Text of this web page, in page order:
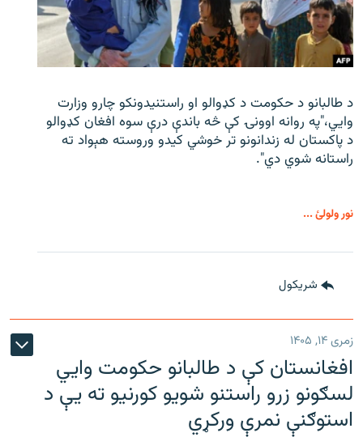
د طالبانو د حکومت د کډوالو او راستنیدونکو چارو وزارت
وايي،"په روانه اوونۍ کې څه باندې درې سوه افغان کډوالو
د پاکستان له زندانونو تر خوشي کیدو وروسته هېواد ته
راستانه شوي دي".
نور ولولئ ...
شريکول
زمری ۱۴, ۱۴۰۵
افغانستان کې د طالبانو حکومت وايي
لسګونو زرو راستنو شویو کورنیو ته یې د
استوګنې نمرې ورکړي